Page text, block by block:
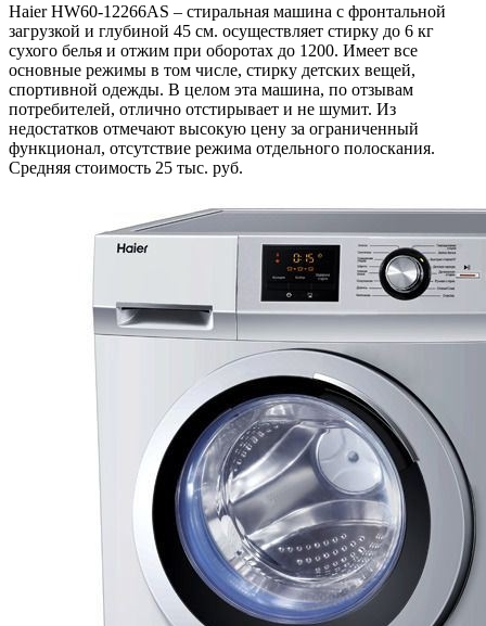
Haier HW60-12266AS – стиральная машина с фронтальной
загрузкой и глубиной 45 см. осуществляет стирку до 6 кг
сухого белья и отжим при оборотах до 1200. Имеет все
основные режимы в том числе, стирку детских вещей,
спортивной одежды. В целом эта машина, по отзывам
потребителей, отлично отстирывает и не шумит. Из
недостатков отмечают высокую цену за ограниченный
функционал, отсутствие режима отдельного полоскания.
Средняя стоимость 25 тыс. руб.